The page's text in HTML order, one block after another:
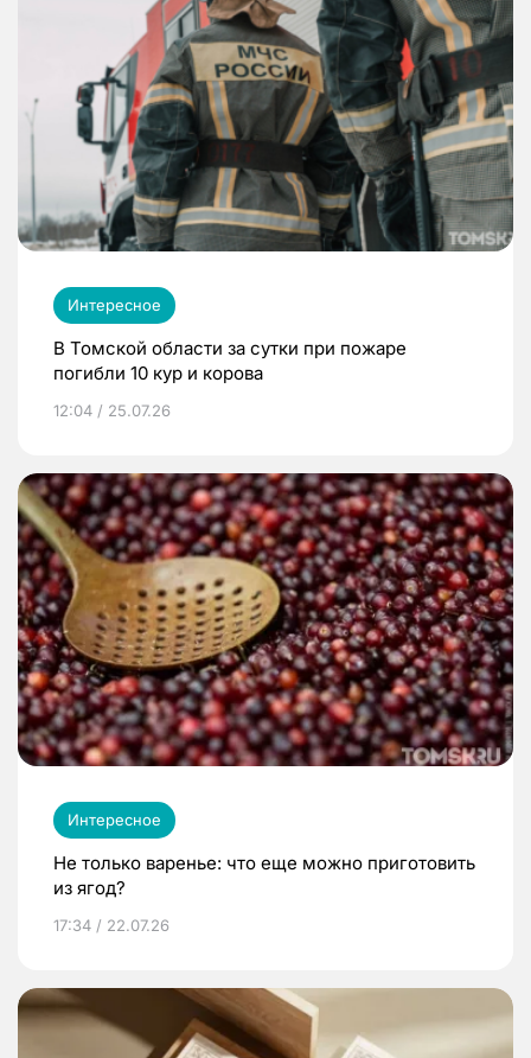
Интересное
В Томской области за сутки при пожаре
погибли 10 кур и корова
12:04 / 25.07.26
Интересное
Не только варенье: что еще можно приготовить
из ягод?
17:34 / 22.07.26